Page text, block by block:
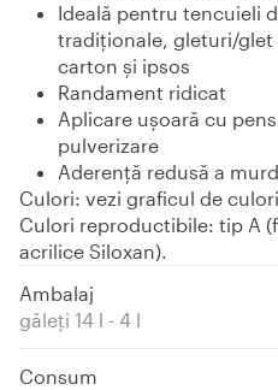
Ideală pentru tencuieli
tradiţionale, gleturi/glet
carton şi ipsos
Randament ridicat
Aplicare uşoară cu
pulverizare
Aderență redusă a
Culori: vezi graficul de
Culori reproductibile: tip A
acrilice Siloxan).
Ambalaj
găleţi 14 l - 4 l
Consum